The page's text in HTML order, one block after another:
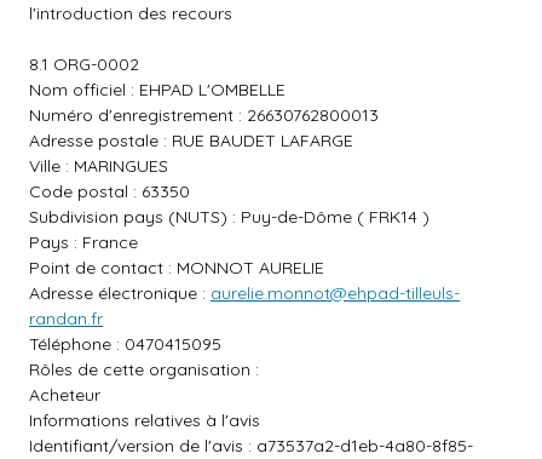
l'introduction des recours
8.1 ORG-0002
Nom officiel : EHPAD L'OMBELLE
Numéro d'enregistrement : 26630762800013
Adresse postale : RUE BAUDET LAFARGE
Ville : MARINGUES
Code postal : 63350
Subdivision pays (NUTS) : Puy-de-Dôme ( FRK14 )
Pays : France
Point de contact : MONNOT AURELIE
Adresse électronique : aurelie.monnot@ehpad-tilleuls-
randan.fr
Téléphone : 0470415095
Rôles de cette organisation :
Acheteur
Informations relatives à l'avis
Identifiant/version de l'avis : a73537a2-d1eb-4a80-8f85-